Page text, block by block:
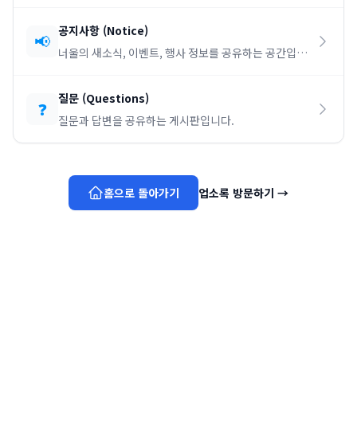
📢 공지사항 (Notice)
너울의 새소식, 이벤트, 행사 정보를 공유하는 공간입니
❓ 질문 (Questions)
질문과 답변을 공유하는 게시판입니다.
홈으로 돌아가기 업소록 방문하기 →